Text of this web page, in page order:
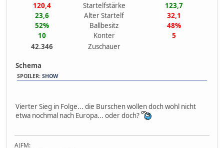
120,4
Startelfstärke
123,7
23,6
Alter Startelf
32,1
52%
Ballbesitz
48%
10
Konter
5
42.346
Zuschauer
Schema
SPOILER: SHOW
Vierter Sieg in Folge... die Burschen wollen doch wohl nicht
etwa nochmal nach Europa... oder doch?
AJFM: